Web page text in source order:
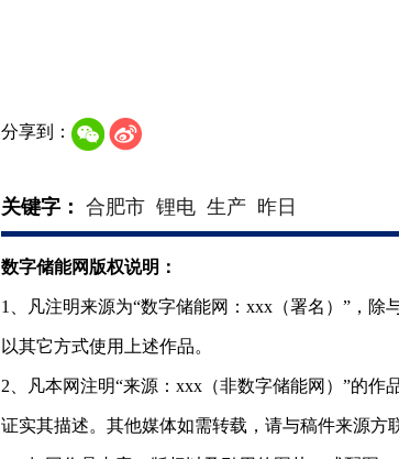
分享到：
关键字： 合肥市 锂电 生产 昨日
数字储能网版权说明：
1、凡注明来源为“数字储能网：xxx（署名）”，
以其它方式使用上述作品。
2、凡本网注明“来源：xxx（非数字储能网）”的
证实其描述。其他媒体如需转载，请与稿件来源方